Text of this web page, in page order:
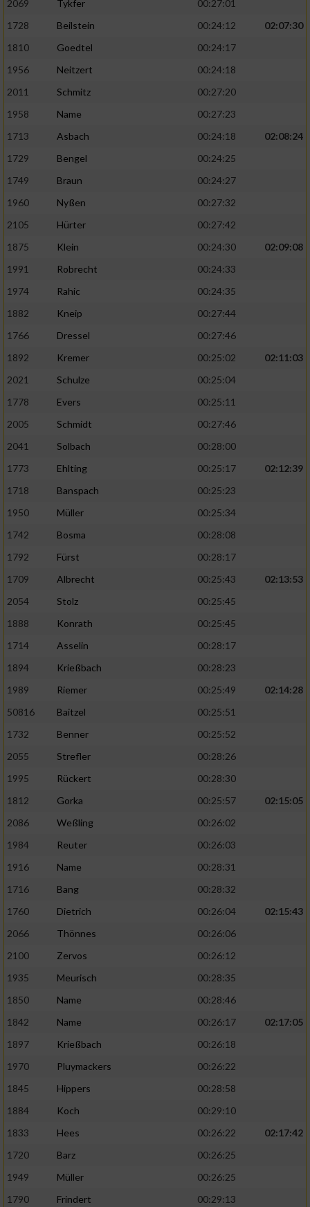
2069 Tykfer
00:27:01
1728
Beilstein 00:24:12
02:07:30
1810
Goedtel
00:24:17
1956
Neitzert
00:24:18
2011
Schmitz
00:27:20
1958
Name
00:27:23
1713
Asbach 00:24:18
02:08:24
1729
Bengel
00:24:25
1749
Braun
00:24:27
1960
Nyßen
00:27:32
2105
Hürter
00:27:42
1875
Klein 00:24:30
02:09:08
1991
Robrecht
00:24:33
1974
Rahic
00:24:35
1882
Kneip
00:27:44
1766
Dressel
00:27:46
1892
Kremer 00:25:02
02:11:03
2021
Schulze
00:25:04
1778
Evers
00:25:11
2005
Schmidt
00:27:46
2041
Solbach
00:28:00
1773
Ehlting 00:25:17
02:12:39
1718
Banspach
00:25:23
1950
Müller
00:25:34
1742
Bosma
00:28:08
1792
Fürst
00:28:17
1709
Albrecht 00:25:43
02:13:53
2054
Stolz
00:25:45
1888
Konrath
00:25:45
1714
Asselin
00:28:17
1894
Krießbach
00:28:23
1989
Riemer 00:25:49
02:14:28
50816
Baitzel
00:25:51
1732
Benner
00:25:52
2055
Strefler
00:28:26
1995
Rückert
00:28:30
1812
Gorka 00:25:57
02:15:05
2086
Weßling
00:26:02
1984
Reuter
00:26:03
1916
Name
00:28:31
1716
Bang
00:28:32
1760
Dietrich 00:26:04
02:15:43
2066
Thönnes
00:26:06
2100
Zervos
00:26:12
1935
Meurisch
00:28:35
1850
Name
00:28:46
1842
Name 00:26:17
02:17:05
1897
Krießbach
00:26:18
1970
Pluymackers
00:26:22
1845
Hippers
00:28:58
1884
Koch
00:29:10
1833
Hees 00:26:22
02:17:42
1720
Barz
00:26:25
1949
Müller
00:26:25
1790
Frindert
00:29:13